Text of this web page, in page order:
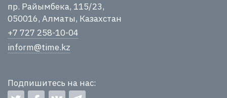
пр. Райымбека, 115/23,
050016, Алматы, Казахстан
+7 727 258-10-04
inform@time.kz
Подпишитесь на нас: